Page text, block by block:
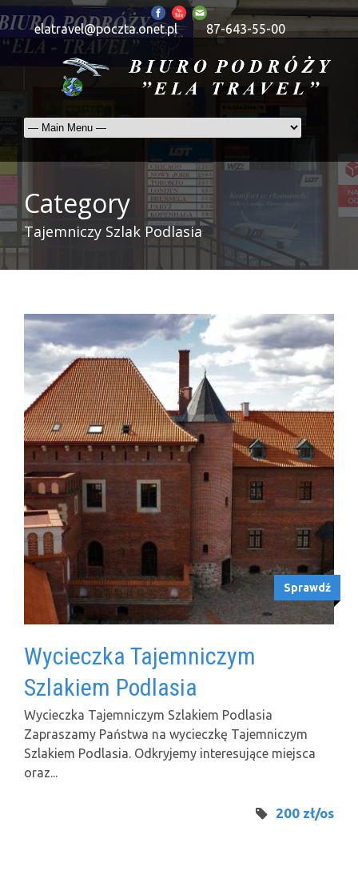
elatravel@poczta.onet.pl 87-643-55-00
Category
Tajemniczy Szlak Podlasia
Sprawdź
Wycieczka Tajemniczym
Szlakiem Podlasia
Wycieczka Tajemniczym Szlakiem Podlasia
Zapraszamy Państwa na wycieczkę Tajemniczym
Szlakiem Podlasia. Odkryjemy interesujące miejsca
oraz...
200 zł/os